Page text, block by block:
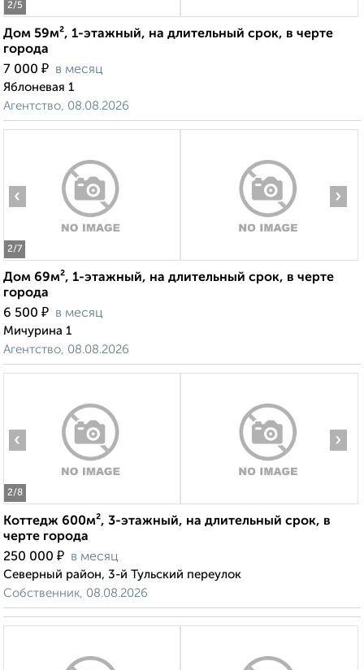
2/5
Дом 59м², 1-этажный, на длительный срок, в черте
города
7 000 ₽ в месяц
Яблоневая 1
Агентство, 08.08.2026
2/7
‹ ›
Дом 69м², 1-этажный, на длительный срок, в черте
города
6 500 ₽ в месяц
Мичурина 1
Агентство, 08.08.2026
2/8
‹ ›
Коттедж 600м², 3-этажный, на длительный срок, в
черте города
250 000 ₽ в месяц
Северный район, 3-й Тульский переулок
Собственник, 08.08.2026